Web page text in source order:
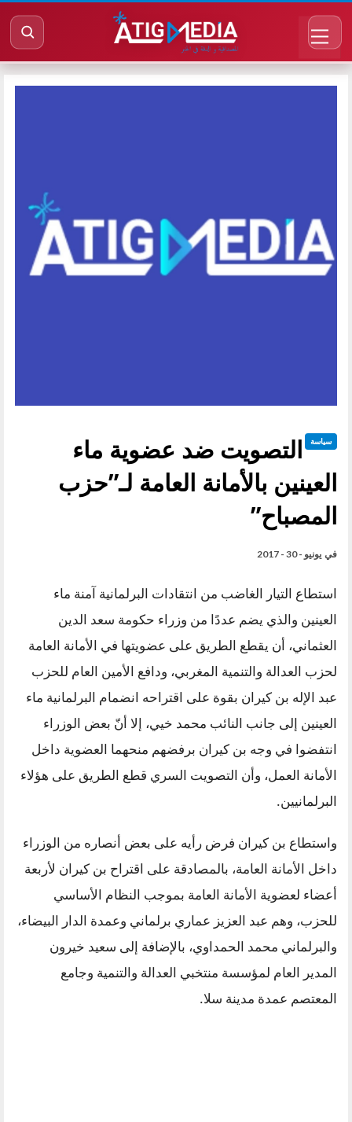
سياسة
التصويت ضد عضوية ماء
العينين بالأمانة العامة لـ”حزب
المصباح”
في يونيو - 30 - 2017
استطاع التيار الغاضب من انتقادات البرلمانية آمنة ماء
العينين والذي يضم عددًا من وزراء حكومة سعد الدين
العثماني، أن يقطع الطريق على عضويتها في الأمانة العامة
لحزب العدالة والتنمية المغربي، ودافع الأمين العام للحزب
عبد الإله بن كيران بقوة على اقتراحه انضمام البرلمانية ماء
العينين إلى جانب النائب محمد خيي، إلا أنّ بعض الوزراء
انتفضوا في وجه بن كيران برفضهم منحهما العضوية داخل
الأمانة العمل، وأن التصويت السري قطع الطريق على هؤلاء
البرلمانيين.
واستطاع بن كيران فرض رأيه على بعض أنصاره من الوزراء
داخل الأمانة العامة، بالمصادقة على اقتراح بن كيران لأربعة
أعضاء لعضوية الأمانة العامة بموجب النظام الأساسي
للحزب، وهم عبد العزيز عماري برلماني وعمدة الدار البيضاء،
والبرلماني محمد الحمداوي، بالإضافة إلى سعيد خيرون
المدير العام لمؤسسة منتخبي العدالة والتنمية وجامع
المعتصم عمدة مدينة سلا.